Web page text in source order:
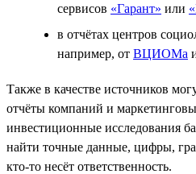
сервисов «Гарант» или
в отчётах центров
например, от ВЦИОМа
Также в качестве источников
отчёты компаний и
инвестиционные исследования
найти точные данные, цифры,
кто-то несёт ответственность.